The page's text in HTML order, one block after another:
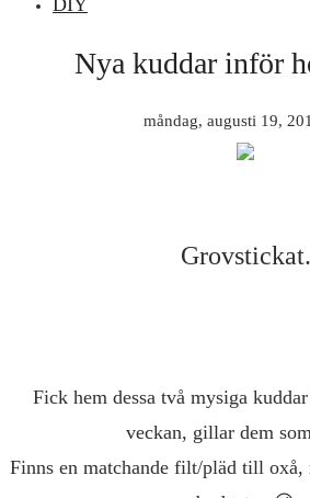
Nya kuddar inför
måndag, augusti 19,
Grovstickat.
Fick hem dessa två mysiga
veckan, gillar dem
Finns en matchande filt/pläd till oxå,